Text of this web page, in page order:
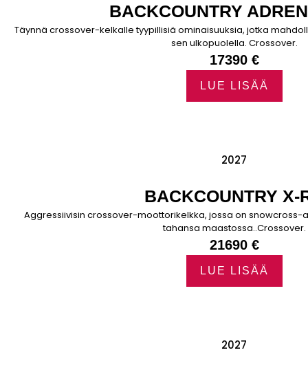
BACKCOUNTRY
Täynnä crossover-kelkalle tyypillisiä ominaisuuksia, jotka
sen ulkopuolella. Crossover.
17390 €
LUE LISÄÄ
2027
BACKCOUNTRY X-
Aggressiivisin crossover-moottorikelkka, jossa on snowcross-
tahansa maastossa..Crossover.
21690 €
LUE LISÄÄ
2027